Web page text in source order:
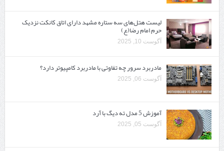
لیست هتل‌های سه ستاره مشهد دارای اتاق کانکت نزدیک
حرم امام رضا(ع)
آگوست 10, 2025
مادربرد سرور چه تفاوتی با مادربرد کامپیوتر دارد؟
آگوست 06, 2025
آموزش 5 مدل ته دیگ با آرد
آگوست 05, 2025